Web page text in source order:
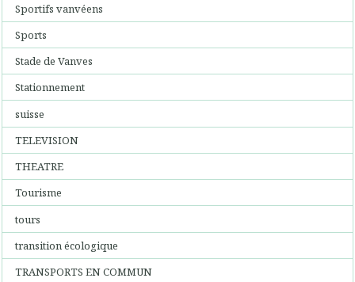
Sportifs vanvéens
Sports
Stade de Vanves
Stationnement
suisse
TELEVISION
THEATRE
Tourisme
tours
transition écologique
TRANSPORTS EN COMMUN